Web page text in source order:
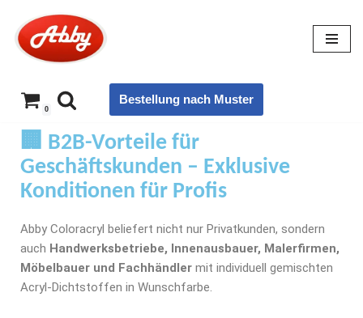
Zum
Inhalt
0
Bestellung nach Muster
🏢 B2B-Vorteile für
Geschäftskunden – Exklusive
Konditionen für Profis
Abby Coloracryl beliefert nicht nur Privatkunden, sondern
auch Handwerksbetriebe, Innenausbauer, Malerfirmen,
Möbelbauer und Fachhändler mit individuell gemischten
Acryl-Dichtstoffen in Wunschfarbe.